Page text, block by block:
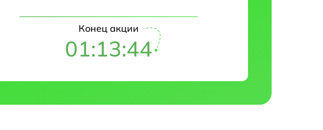
Конец акции
01:13:43